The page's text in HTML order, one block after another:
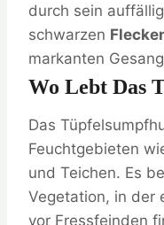
durch sein
schwarzen
markanten
Wo Lebt Das
Das
Feuchtgebieten
und Teichen. Es
Vegetation, in der
vor Fressfeinden